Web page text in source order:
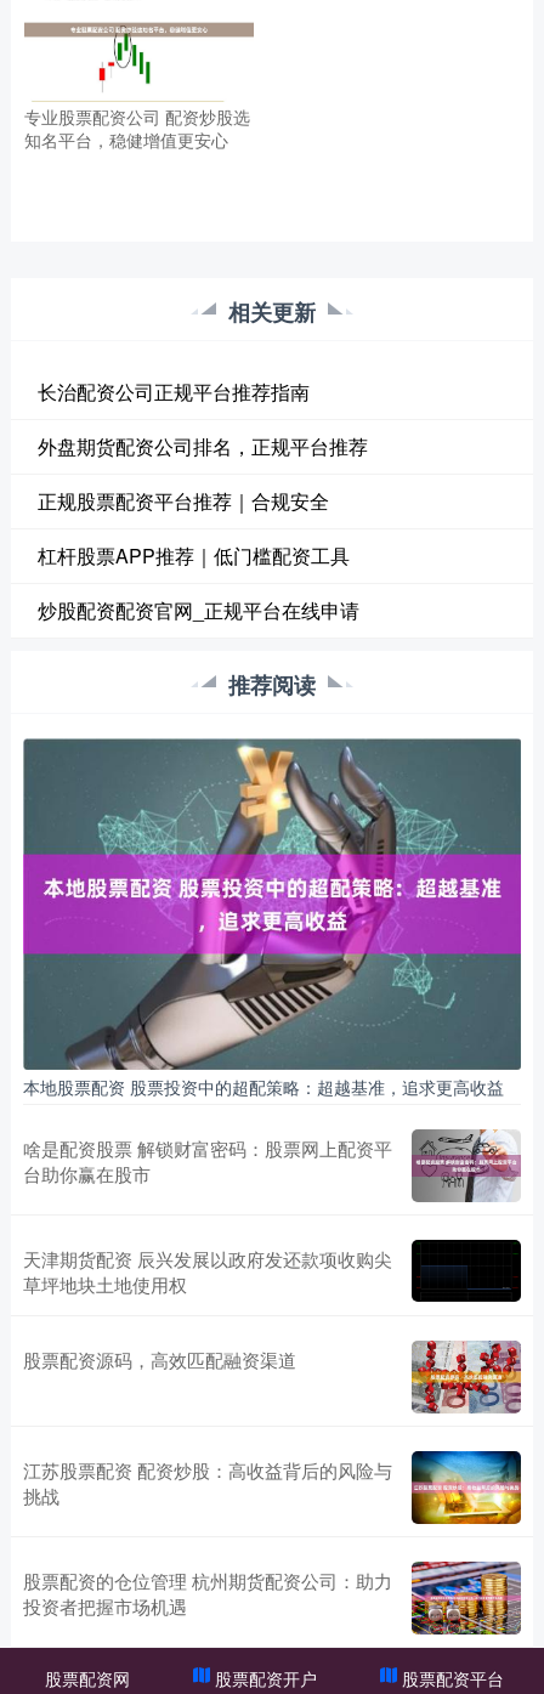
专业股票配资公司 配资炒股选
知名平台，稳健增值更安心
相关更新
长治配资公司正规平台推荐指南
外盘期货配资公司排名，正规平台推荐
正规股票配资平台推荐｜合规安全
杠杆股票APP推荐｜低门槛配资工具
炒股配资配资官网_正规平台在线申请
推荐阅读
本地股票配资 股票投资中的超配策略：超越基准，追求更高收益
啥是配资股票 解锁财富密码：股票网上配资平
台助你赢在股市
天津期货配资 辰兴发展以政府发还款项收购尖
草坪地块土地使用权
股票配资源码，高效匹配融资渠道
江苏股票配资 配资炒股：高收益背后的风险与
挑战
股票配资的仓位管理 杭州期货配资公司：助力
投资者把握市场机遇
股票配资网 股票配资开户 股票配资平台